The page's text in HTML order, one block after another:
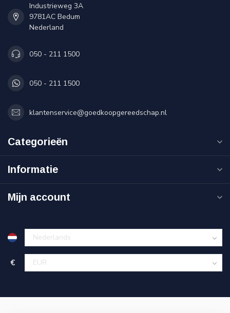
Industrieweg 3A
9781AC Bedum
Nederland
050 - 211 1500
050 - 211 1500
klantenservice@goedkoopgereedschap.nl
Categorieën
Informatie
Mijn account
€